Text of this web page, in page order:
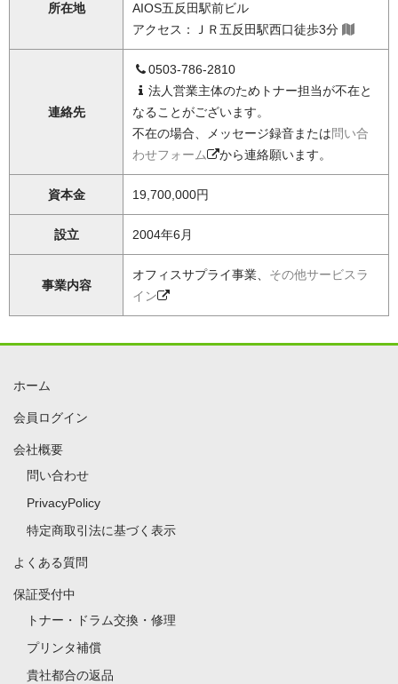
所在地
AIOS五反田駅前ビル
アクセス：ＪＲ五反田駅西口徒歩3分
連絡先
0503-786-2810
法人営業主体のためトナー担当が不在と
なることがございます。
不在の場合、メッセージ録音または問い合
わせフォーム
から連絡願います。
資本金 19,700,000円
設立 2004年6月
事業内容
オフィスサプライ事業、 その他サービスラ
イン
ホーム
会員ログイン
会社概要
問い合わせ
PrivacyPolicy
特定商取引法に基づく表示
よくある質問
保証受付中
トナー・ドラム交換・修理
プリンタ補償
貴社都合の返品